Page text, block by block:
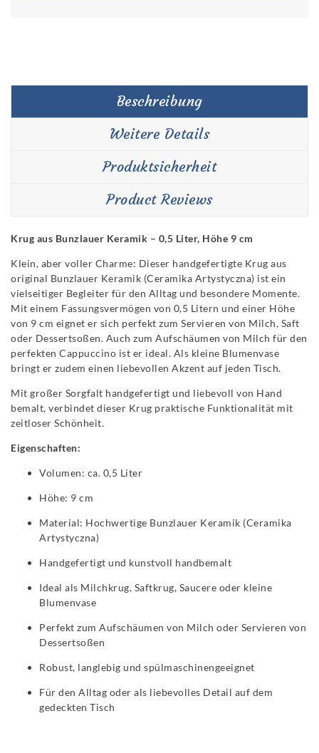
Beschreibung
Weitere Details
Produktsicherheit
Product Reviews
Krug aus Bunzlauer Keramik – 0,5 Liter, Höhe 9 cm
Klein, aber voller Charme: Dieser handgefertigte Krug aus
original Bunzlauer Keramik (Ceramika Artystyczna) ist ein
vielseitiger Begleiter für den Alltag und besondere Momente.
Mit einem Fassungsvermögen von 0,5 Litern und einer Höhe
von 9 cm eignet er sich perfekt zum Servieren von Milch, Saft
oder Dessertsoßen. Auch zum Aufschäumen von Milch für den
perfekten Cappuccino ist er ideal. Als kleine Blumenvase
bringt er zudem einen liebevollen Akzent auf jeden Tisch.
Mit großer Sorgfalt handgefertigt und liebevoll von Hand
bemalt, verbindet dieser Krug praktische Funktionalität mit
zeitloser Schönheit.
Eigenschaften:
Volumen: ca. 0,5 Liter
Höhe: 9 cm
Material: Hochwertige Bunzlauer Keramik (Ceramika
Artystyczna)
Handgefertigt und kunstvoll handbemalt
Ideal als Milchkrug, Saftkrug, Saucere oder kleine
Blumenvase
Perfekt zum Aufschäumen von Milch oder Servieren von
Dessertsoßen
Robust, langlebig und spülmaschinengeeignet
Für den Alltag oder als liebevolles Detail auf dem
gedeckten Tisch